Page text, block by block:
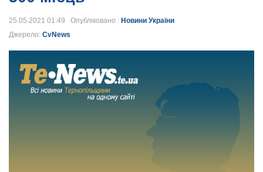
25.05.2021 01:49 Опубліковано : Новини України
Джерело: CvNews